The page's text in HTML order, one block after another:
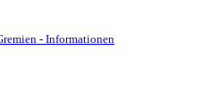
- Informationen